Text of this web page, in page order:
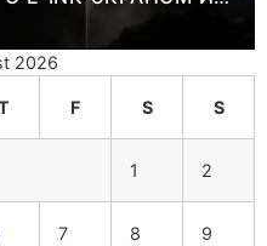
ДЛЯ ЦВЕТНОГО
2026
F S S
1 2
7 8 9